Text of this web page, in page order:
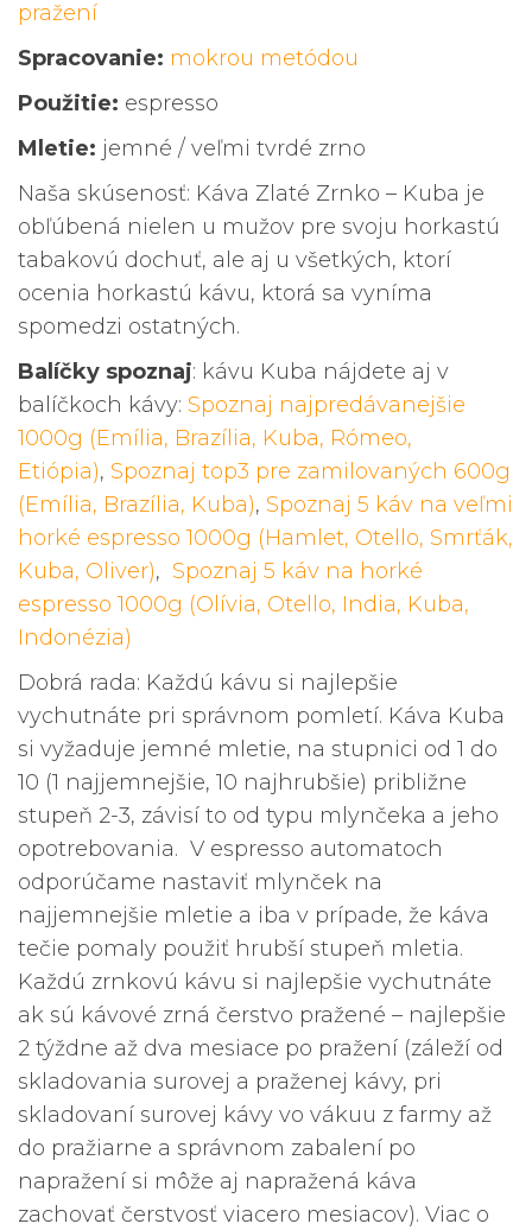
pražení
Spracovanie: mokrou metódou
Použitie: espresso
Mletie: jemné / veľmi tvrdé zrno
Naša skúsenosť: Káva Zlaté Zrnko – Kuba je
obľúbená nielen u mužov pre svoju horkastú
tabakovú dochuť, ale aj u všetkých, ktorí
ocenia horkastú kávu, ktorá sa vyníma
spomedzi ostatných.
Balíčky spoznaj: kávu Kuba nájdete aj v
balíčkoch kávy: Spoznaj najpredávanejšie
1000g (Emília, Brazília, Kuba, Rómeo,
Etiópia), Spoznaj top3 pre zamilovaných 600g
(Emília, Brazília, Kuba), Spoznaj 5 káv na veľmi
horké espresso 1000g (Hamlet, Otello, Smrťák,
Kuba, Oliver), Spoznaj 5 káv na horké
espresso 1000g (Olívia, Otello, India, Kuba,
Indonézia)
Dobrá rada: Každú kávu si najlepšie
vychutnáte pri správnom pomletí. Káva Kuba
si vyžaduje jemné mletie, na stupnici od 1 do
10 (1 najjemnejšie, 10 najhrubšie) približne
stupeň 2-3, závisí to od typu mlynčeka a jeho
opotrebovania. V espresso automatoch
odporúčame nastaviť mlynček na
najjemnejšie mletie a iba v prípade, že káva
tečie pomaly použiť hrubší stupeň mletia.
Každú zrnkovú kávu si najlepšie vychutnáte
ak sú kávové zrná čerstvo pražené – najlepšie
2 týždne až dva mesiace po pražení (záleží od
skladovania surovej a praženej kávy, pri
skladovaní surovej kávy vo vákuu z farmy až
do pražiarne a správnom zabalení po
napražení si môže aj napražená káva
zachovať čerstvosť viacero mesiacov). Viac o